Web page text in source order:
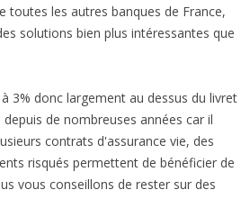
toutes les autres banques de France,
solutions bien plus intéressantes que
3% donc largement au dessus du livret
de nombreuses années car il
contrats d'assurance vie, des
risqués permettent de bénéficier de
vous conseillons de rester sur des